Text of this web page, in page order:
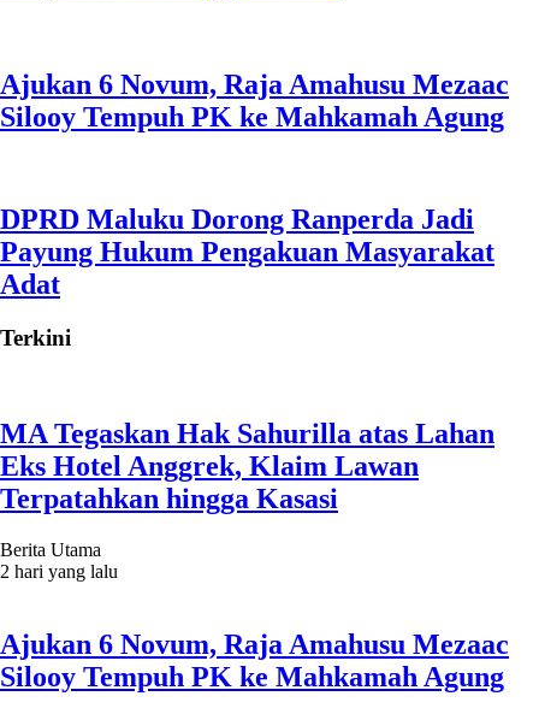
Ajukan 6 Novum, Raja Amahusu Mezaac
Silooy Tempuh PK ke Mahkamah Agung
DPRD Maluku Dorong Ranperda Jadi
Payung Hukum Pengakuan Masyarakat
Adat
Terkini
MA Tegaskan Hak Sahurilla atas Lahan
Eks Hotel Anggrek, Klaim Lawan
Terpatahkan hingga Kasasi
Berita Utama
2 hari yang lalu
Ajukan 6 Novum, Raja Amahusu Mezaac
Silooy Tempuh PK ke Mahkamah Agung